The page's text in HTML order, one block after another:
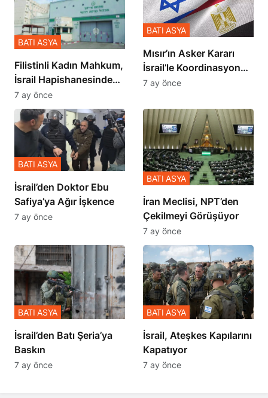
Filistinli Kadın Mahkum,
İsrail Hapishanesindeki
Zulmü Anlattı
BATI ASYA
7 ay önce
Mısır’ın Asker Kararı
İsrail’le Koordinasyon
İçinde Gerçekleşmiş
BATI ASYA
7 ay önce
İsrail’den Doktor Ebu
Safiya’ya Ağır İşkence
BATI ASYA
7 ay önce
İran Meclisi, NPT’den
Çekilmeyi Görüşüyor
BATI ASYA
7 ay önce
​​​​​​​İsrail’den Batı Şeria’ya
Baskın
BATI ASYA
7 ay önce
İsrail, Ateşkes Kapılarını
Kapatıyor
BATI ASYA
7 ay önce